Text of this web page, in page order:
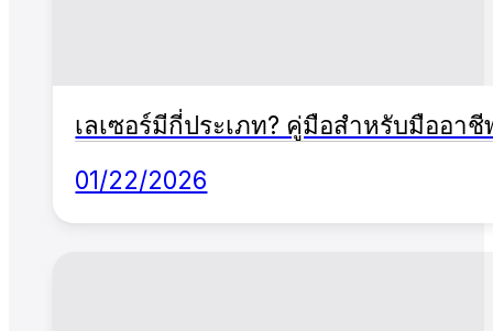
เลเซอร์มีกี่ประเภท? คู่มือสำหรับมืออ
01/22/2026